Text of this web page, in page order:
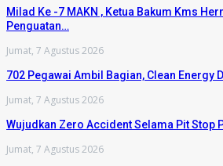
Milad Ke -7 MAKN , Ketua Bakum Kms
Penguatan…
Jumat, 7 Agustus 2026
702 Pegawai Ambil Bagian, Clean Energy
Jumat, 7 Agustus 2026
Wujudkan Zero Accident Selama Pit Stop
Jumat, 7 Agustus 2026